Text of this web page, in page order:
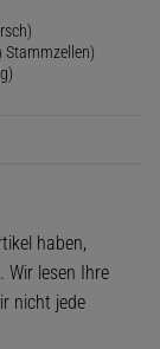
Stammzellen)
haben,
Wir lesen Ihre
nicht jede